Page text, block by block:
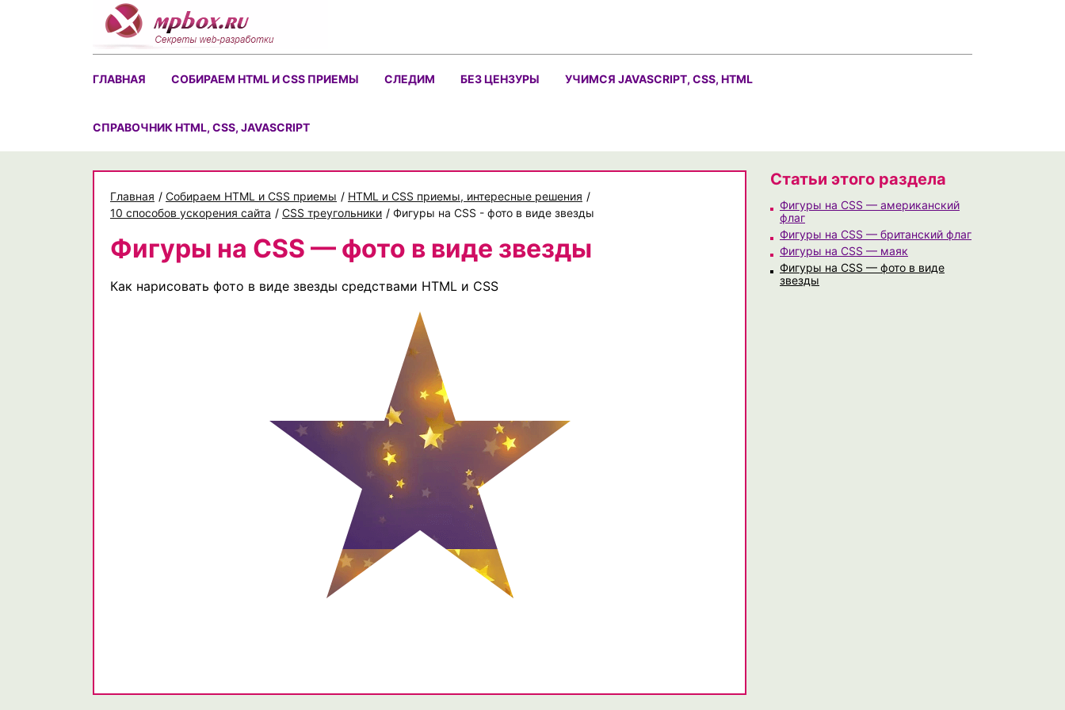
ГЛАВНАЯ СОБИРАЕМ HTML И CSS ПРИЕМЫ СЛЕДИМ БЕЗ ЦЕНЗУРЫ УЧИМСЯ JAVASCRIPT, CSS, HTML
CПРАВОЧНИК HTML, CSS, JAVASCRIPT
Главная / Собираем HTML и CSS приемы / HTML и CSS приемы, интересные решения /
10 способов ускорения сайта / CSS треугольники / Фигуры на CSS - фото в виде звезды
Фигуры на CSS — фото в виде звезды
Как нарисовать фото в виде звезды средствами HTML и CSS
Статьи этого раздела
Фигуры на CSS — американский
флаг
Фигуры на CSS — британский флаг
Фигуры на CSS — маяк
Фигуры на CSS — фото в виде
звезды